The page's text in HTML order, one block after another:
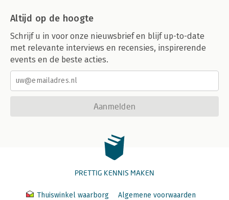
Altijd op de hoogte
Schrijf u in voor onze nieuwsbrief en blijf up-to-date
met relevante interviews en recensies, inspirerende
events en de beste acties.
Aanmelden
PRETTIG KENNIS MAKEN
Thuiswinkel waarborg
Algemene voorwaarden